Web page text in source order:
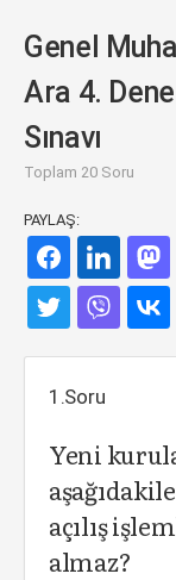
Genel
Ara 4.
Sınavı
Toplam 20 Soru
PAYLAŞ:
1.Soru
Yeni
açılış
almaz?